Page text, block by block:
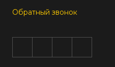
Обратный звонок